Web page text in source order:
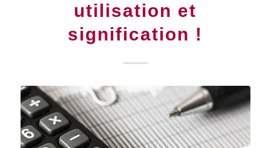
utilisation et
signification !